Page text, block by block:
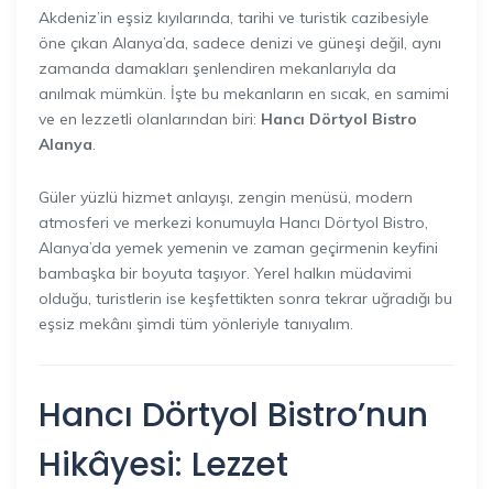
Akdeniz’in eşsiz kıyılarında, tarihi ve turistik cazibesiyle
öne çıkan Alanya’da, sadece denizi ve güneşi değil, aynı
zamanda damakları şenlendiren mekanlarıyla da
anılmak mümkün. İşte bu mekanların en sıcak, en samimi
ve en lezzetli olanlarından biri: Hancı Dörtyol Bistro
Alanya
Güler yüzlü hizmet anlayışı, zengin menüsü, modern
atmosferi ve merkezi konumuyla Hancı Dörtyol Bistro,
Alanya’da yemek yemenin ve zaman geçirmenin keyfini
bambaşka bir boyuta taşıyor. Yerel halkın müdavimi
olduğu, turistlerin ise keşfettikten sonra tekrar uğradığı bu
eşsiz mekânı şimdi tüm yönleriyle tanıyalım.
Hancı Dörtyol Bistro’nun
Hikâyesi: Lezzet